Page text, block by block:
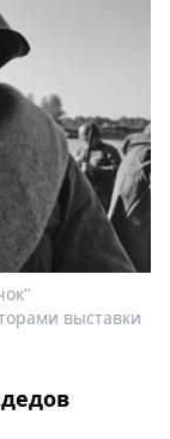
выставки